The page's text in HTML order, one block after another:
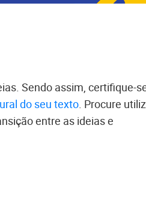
Sendo assim, certifique-
do seu texto. Procure
entre as ideias e